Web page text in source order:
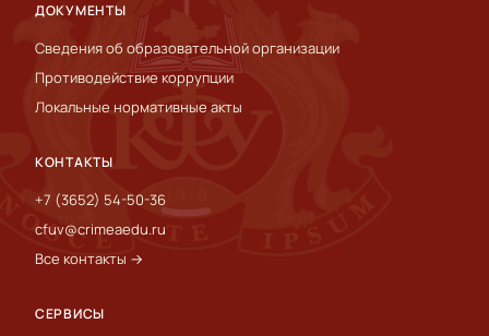
ДОКУМЕНТЫ
Сведения об образовательной организации
Противодействие коррупции
Локальные нормативные акты
КОНТАКТЫ
+7 (3652) 54-50-36
cfuv@crimeaedu.ru
Все контакты →
СЕРВИСЫ